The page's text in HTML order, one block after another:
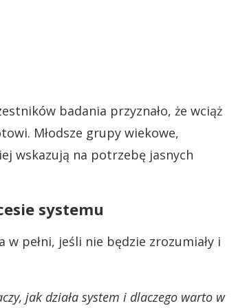
badania przyznało, że wciąż
Młodsze grupy wiekowe,
wskazują na potrzebę jasnych
systemu
w pełni, jeśli nie będzie zrozumiały i
jak działa system i dlaczego warto w